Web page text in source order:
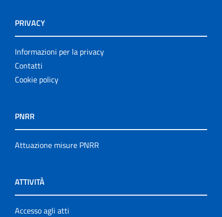
PRIVACY
Informazioni per la privacy
Contatti
Cookie policy
PNRR
Attuazione misure PNRR
ATTIVITÀ
Accesso agli atti